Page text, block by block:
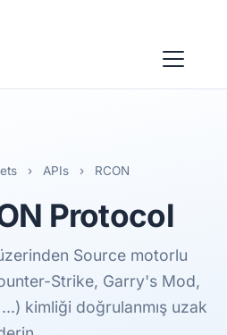
› APIs › RCON
Protocol
Source motorlu
Strike, Garry's Mod,
kimliği doğrulanmış uzak